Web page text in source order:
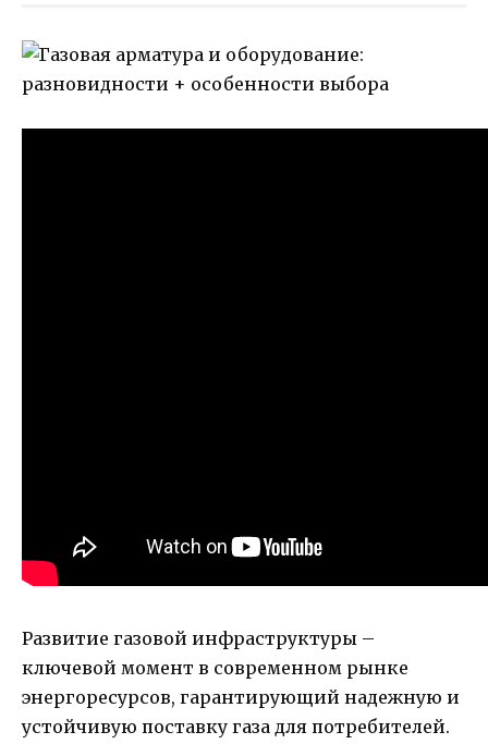
Развитие газовой инфраструктуры –
ключевой момент в современном рынке
энергоресурсов, гарантирующий надежную и
устойчивую поставку газа для потребителей.